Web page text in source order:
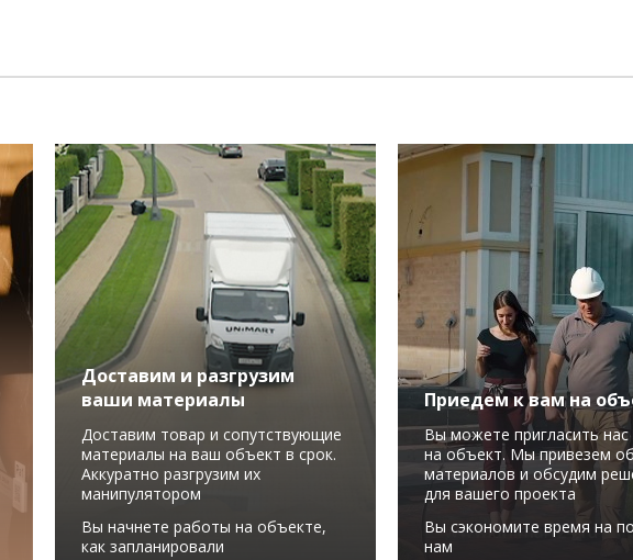
Доставим и разгрузим
ваши материалы
Доставим товар и сопутствующие
материалы на ваш объект в срок.
Аккуратно разгрузим их
манипулятором
Вы начнете работы на объекте,
как запланировали
Приедем к вам на
Вы можете пригласить нас
на объект. Мы привезем
материалов и обсудим
для вашего проекта
Вы сэкономите время на
нам